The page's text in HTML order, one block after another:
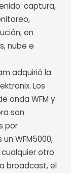
captura,
en
nube e
adquirió la
Los
onda WFM y
son
por
WFM5000,
cualquier otro
broadcast, el